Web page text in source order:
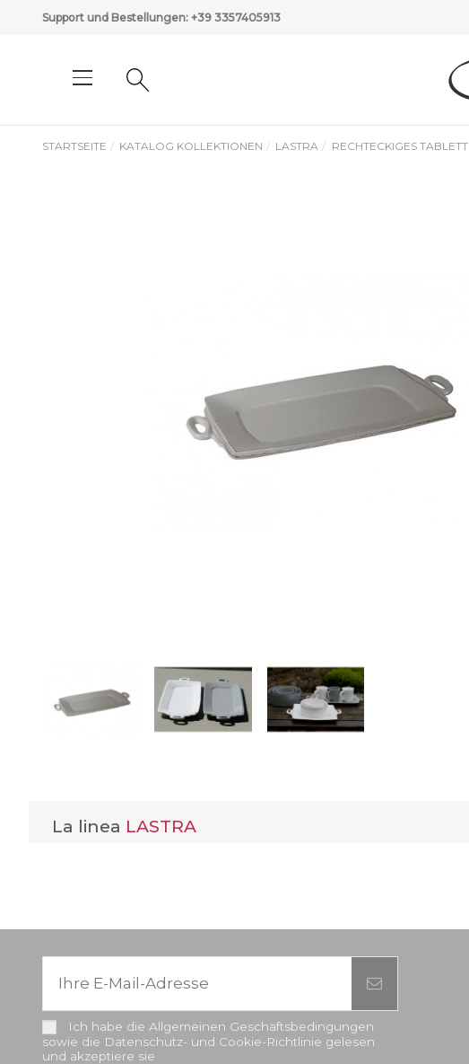
Support und Bestellungen: +39 3357405913
STARTSEITE KATALOG KOLLEKTIONEN LASTRA RECHTECKIGES TABLETT
La linea LASTRA
Ich habe die Allgemeinen Geschäftsbedingungen
sowie die Datenschutz- und Cookie-Richtlinie gelesen
und akzeptiere sie